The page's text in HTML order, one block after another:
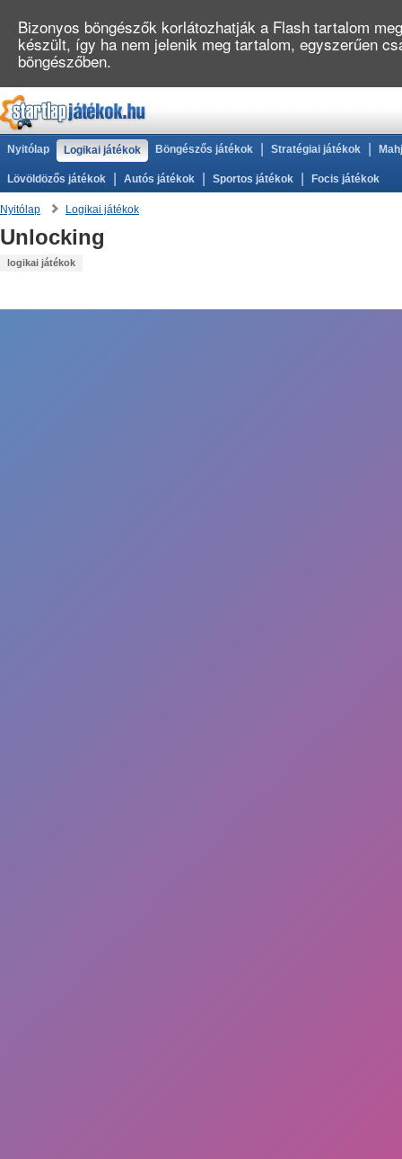
Nyitólap Logikai játékok Böngészős játékok Stratégiai játékok
Lövöldözős játékok Autós játékok Sportos játékok Focis játékok
Nyitólap Logikai játékok
Unlocking
logikai játékok
Bizonyos böngészők korlátozhatják a Flash tartalom
készült, így ha nem jelenik meg tartalom, egyszerűen
böngészőben.